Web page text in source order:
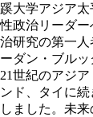
大学アジア
政治リーダ
研究の第一
ダン・ブル
世紀のアジ
ド、タイに
ました。未